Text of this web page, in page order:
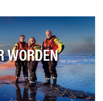
WORDEN